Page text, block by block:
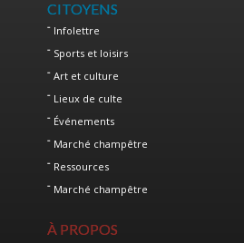
CITOYENS
Infolettre
Sports et loisirs
Art et culture
Lieux de culte
Événements
Marché champêtre
Ressources
Marché champêtre
À PROPOS